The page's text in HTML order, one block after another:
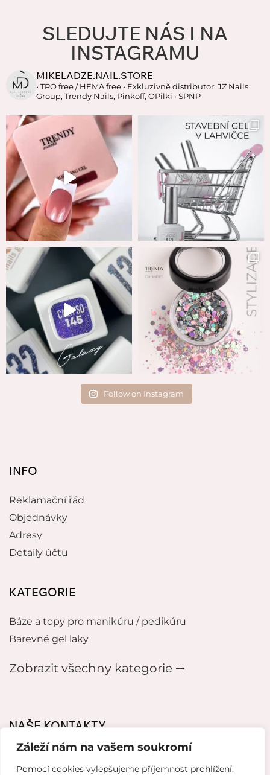
Záleží nám na vašem soukromí
Pomocí cookies vylepšujeme příjemnost prohlížení,
SLEDUJTE NÁS I NA
INSTAGRAMU
MIKELADZE.NAIL.STORE
• TPO free / HEMA free • Exkluzivně distributor: JZ Nails
Group, Trendy Nails, Pinkoff, OPilki • SPNP
Follow on Instagram
INFO
Reklamační řád
Objednávky
Adresy
Detaily účtu
KATEGORIE
Báze a topy pro manikúru / pedikúru
Barevné gel laky
Zobrazit všechny kategorie 🠂
NAŠE KONTAKTY
mikeladzebeauty@gmail.com